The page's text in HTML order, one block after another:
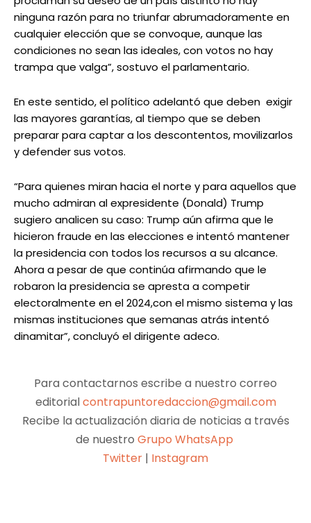
ninguna razón para no triunfar abrumadoramente en
cualquier elección que se convoque, aunque las
condiciones no sean las ideales, con votos no hay
trampa que valga”, sostuvo el parlamentario.
En este sentido, el político adelantó que deben exigir
las mayores garantías, al tiempo que se deben
preparar para captar a los descontentos, movilizarlos
y defender sus votos.
“Para quienes miran hacia el norte y para aquellos que
mucho admiran al expresidente (Donald) Trump
sugiero analicen su caso: Trump aún afirma que le
hicieron fraude en las elecciones e intentó mantener
la presidencia con todos los recursos a su alcance.
Ahora a pesar de que continúa afirmando que le
robaron la presidencia se apresta a competir
electoralmente en el 2024,con el mismo sistema y las
mismas instituciones que semanas atrás intentó
dinamitar”, concluyó el dirigente adeco.
Para contactarnos escribe a nuestro correo
editorialcontrapuntoredaccion@gmail.com
Recibe la actualización diaria de noticias a través
de nuestro Grupo WhatsApp
Twitter | Instagram